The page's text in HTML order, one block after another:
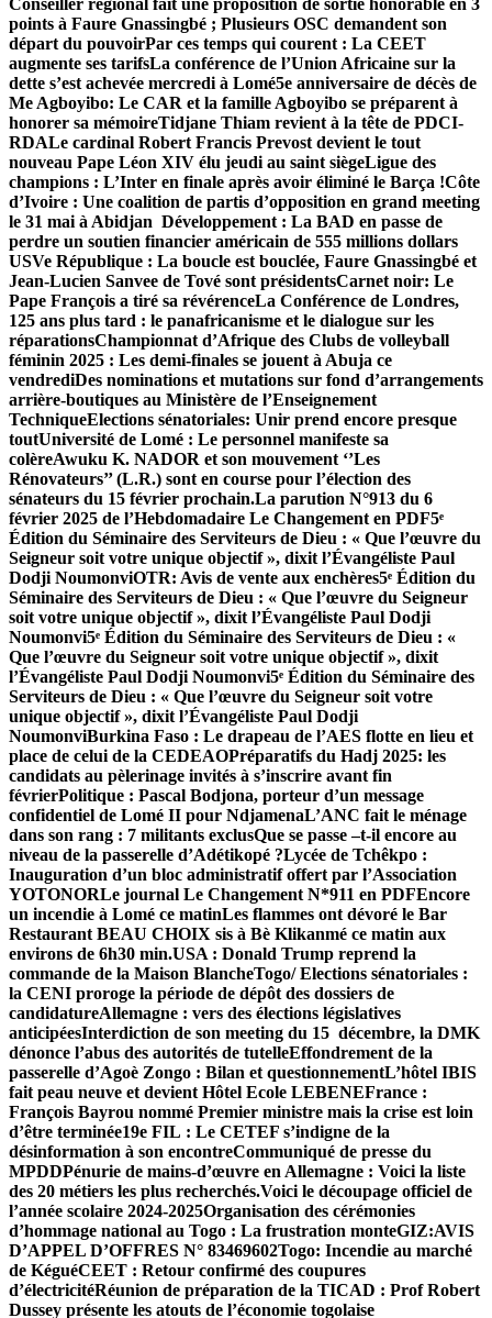
Conseiller régional fait une proposition de sortie honorable en 3
points à Faure Gnassingbé ; Plusieurs OSC demandent son
départ du pouvoirPar ces temps qui courent : La CEET
augmente ses tarifsLa conférence de l’Union Africaine sur la
dette s’est achevée mercredi à Lomé5e anniversaire de décès de
Me Agboyibo: Le CAR et la famille Agboyibo se préparent à
honorer sa mémoireTidjane Thiam revient à la tête de PDCI-
RDALe cardinal Robert Francis Prevost devient le tout
nouveau Pape Léon XIV élu jeudi au saint siègeLigue des
champions : L’Inter en finale après avoir éliminé le Barça !Côte
d’Ivoire : Une coalition de partis d’opposition en grand meeting
le 31 mai à Abidjan Développement : La BAD en passe de
perdre un soutien financier américain de 555 millions dollars
USVe République : La boucle est bouclée, Faure Gnassingbé et
Jean-Lucien Sanvee de Tové sont présidentsCarnet noir: Le
Pape François a tiré sa révérenceLa Conférence de Londres,
125 ans plus tard : le panafricanisme et le dialogue sur les
réparationsChampionnat d’Afrique des Clubs de volleyball
féminin 2025 : Les demi-finales se jouent à Abuja ce
vendrediDes nominations et mutations sur fond d’arrangements
arrière-boutiques au Ministère de l’Enseignement
TechniqueElections sénatoriales: Unir prend encore presque
toutUniversité de Lomé : Le personnel manifeste sa
colèreAwuku K. NADOR et son mouvement ‘’Les
Rénovateurs’’ (L.R.) sont en course pour l’élection des
sénateurs du 15 février prochain.La parution N°913 du 6
février 2025 de l’Hebdomadaire Le Changement en PDF5ᵉ
Édition du Séminaire des Serviteurs de Dieu : « Que l’œuvre du
Seigneur soit votre unique objectif », dixit l’Évangéliste Paul
Dodji NoumonviOTR: Avis de vente aux enchères5ᵉ Édition du
Séminaire des Serviteurs de Dieu : « Que l’œuvre du Seigneur
soit votre unique objectif », dixit l’Évangéliste Paul Dodji
Noumonvi5ᵉ Édition du Séminaire des Serviteurs de Dieu : «
Que l’œuvre du Seigneur soit votre unique objectif », dixit
l’Évangéliste Paul Dodji Noumonvi5ᵉ Édition du Séminaire des
Serviteurs de Dieu : « Que l’œuvre du Seigneur soit votre
unique objectif », dixit l’Évangéliste Paul Dodji
NoumonviBurkina Faso : Le drapeau de l’AES flotte en lieu et
place de celui de la CEDEAOPréparatifs du Hadj 2025: les
candidats au pèlerinage invités à s’inscrire avant fin
févrierPolitique : Pascal Bodjona, porteur d’un message
confidentiel de Lomé II pour NdjamenaL’ANC fait le ménage
dans son rang : 7 militants exclusQue se passe –t-il encore au
niveau de la passerelle d’Adétikopé ?Lycée de Tchêkpo :
Inauguration d’un bloc administratif offert par l’Association
YOTONORLe journal Le Changement N*911 en PDFEncore
un incendie à Lomé ce matinLes flammes ont dévoré le Bar
Restaurant BEAU CHOIX sis à Bè Klikanmé ce matin aux
environs de 6h30 min.USA : Donald Trump reprend la
commande de la Maison BlancheTogo/ Elections sénatoriales :
la CENI proroge la période de dépôt des dossiers de
candidatureAllemagne : vers des élections législatives
anticipéesInterdiction de son meeting du 15 décembre, la DMK
dénonce l’abus des autorités de tutelleEffondrement de la
passerelle d’Agoè Zongo : Bilan et questionnementL’hôtel IBIS
fait peau neuve et devient Hôtel Ecole LEBENEFrance :
François Bayrou nommé Premier ministre mais la crise est loin
d’être terminée19e FIL : Le CETEF s’indigne de la
désinformation à son encontreCommuniqué de presse du
MPDDPénurie de mains-d’œuvre en Allemagne : Voici la liste
des 20 métiers les plus recherchés.Voici le découpage officiel de
l’année scolaire 2024-2025Organisation des cérémonies
d’hommage national au Togo : La frustration monteGIZ:AVIS
D’APPEL D’OFFRES N° 83469602Togo: Incendie au marché
de KéguéCEET : Retour confirmé des coupures
d’électricitéRéunion de préparation de la TICAD : Prof Robert
Dussey présente les atouts de l’économie togolaise